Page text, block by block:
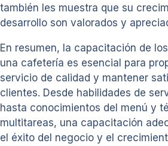
también les muestra que su
desarrollo son valorados y
En resumen, la capacitación de
una cafetería es esencial para
servicio de calidad y mantener
clientes. Desde habilidades de
hasta conocimientos del menú y
multitareas, una capacitación
el éxito del negocio y el